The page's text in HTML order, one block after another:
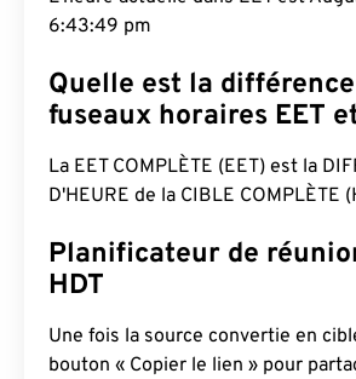
6:43:50 pm
Quelle est la
fuseaux horaires EET
La EET COMPLÈTE (EET) est la
D'HEURE de la CIBLE COMPLÈTE
Planificateur de
HDT
Une fois la source convertie en
bouton « Copier le lien » pour